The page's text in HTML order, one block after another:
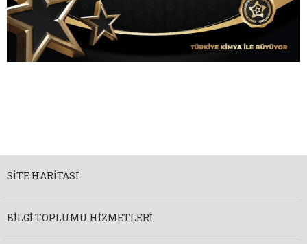
SITE HARITASI
BILGI TOPLUMU HIZMETLERI